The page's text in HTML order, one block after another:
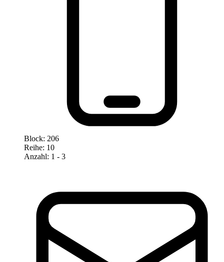
Block: 206
Reihe: 10
Anzahl: 1 - 3